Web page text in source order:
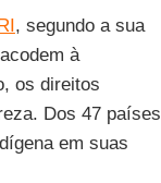
, segundo a sua
à
os direitos
Dos 47 países
em suas